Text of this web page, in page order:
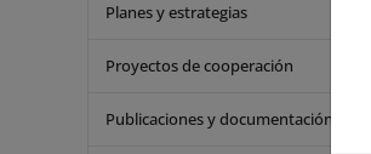
Planes y estrategias
Proyectos de cooperación
Publicaciones y documentación